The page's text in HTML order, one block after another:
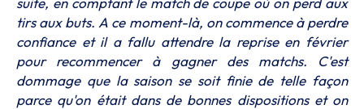
tirs aux buts. A ce moment-là, on commence à perdre
confiance et il a fallu attendre la reprise en février
pour recommencer à gagner des matchs. C'est
dommage que la saison se soit finie de telle façon
parce qu'on était dans de bonnes dispositions et on